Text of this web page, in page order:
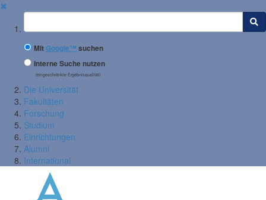
✖
Suchbegriff
MitGoogle™ suchen
Interne Suche nutzen
(eingeschränkte Ergebnisqualität)
Die Universität
Fakultäten
Forschung
Studium
Einrichtungen
Alumni
International